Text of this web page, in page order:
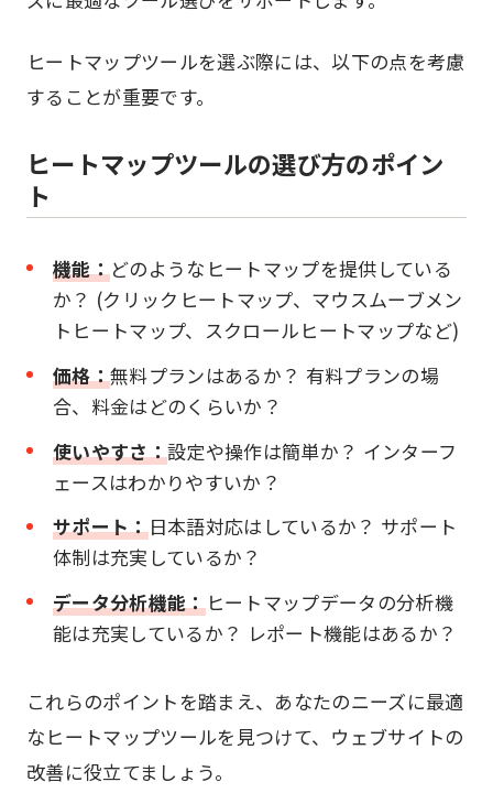
ヒートマップツールを選ぶ際には、以下の点を考慮
することが重要です。
ヒートマップツールの選び方のポイン
ト
機能：どのようなヒートマップを提供している
か？ (クリックヒートマップ、マウスムーブメン
トヒートマップ、スクロールヒートマップなど)
価格：無料プランはあるか？ 有料プランの場
合、料金はどのくらいか？
使いやすさ：設定や操作は簡単か？ インターフ
ェースはわかりやすいか？
サポート：日本語対応はしているか？ サポート
体制は充実しているか？
データ分析機能：ヒートマップデータの分析機
能は充実しているか？ レポート機能はあるか？
これらのポイントを踏まえ、あなたのニーズに最適
なヒートマップツールを見つけて、ウェブサイトの
改善に役立てましょう。